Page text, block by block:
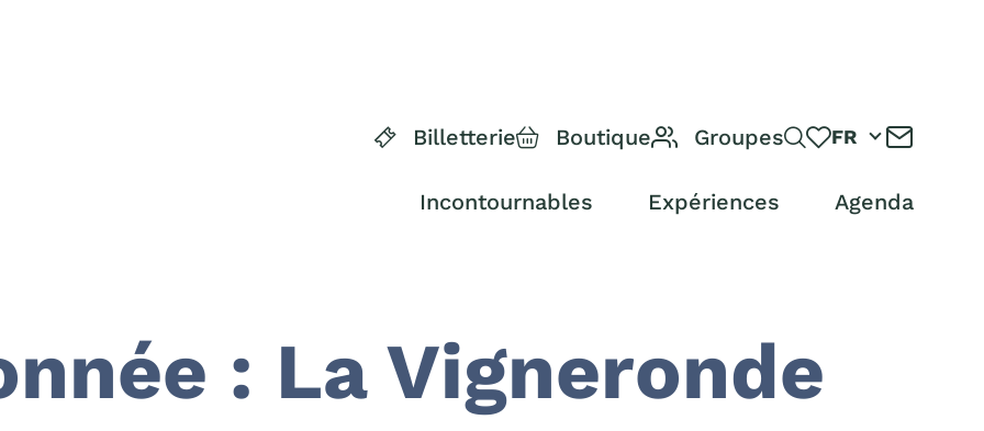
Billetterie Boutique Groupes FR
Incontournables Expériences Agenda
: La Vigneronde